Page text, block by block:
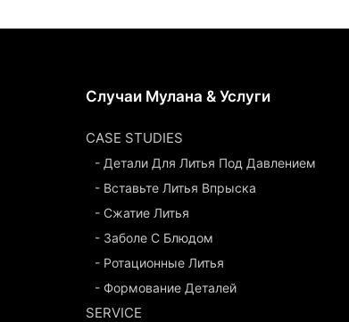
Случаи Мулана & Услуги
CASE STUDIES
- Детали Для Литья Под Давлением
- Вставьте Литья Впрыска
- Сжатие Литья
- Заболе С Блюдом
- Ротационные Литья
- Формование Деталей
SERVICE